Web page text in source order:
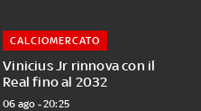
Vinicius Jr rinnova con il
Real fino al 2032
CALCIOMERCATO
06 ago - 20:25